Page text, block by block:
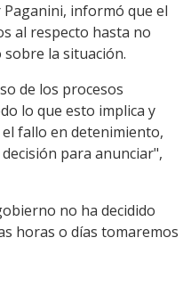
informó que el
al respecto hasta no
la situación.
de los procesos
lo que esto implica y
fallo en detenimiento,
para anunciar",
no ha decidido
horas o días tomaremos